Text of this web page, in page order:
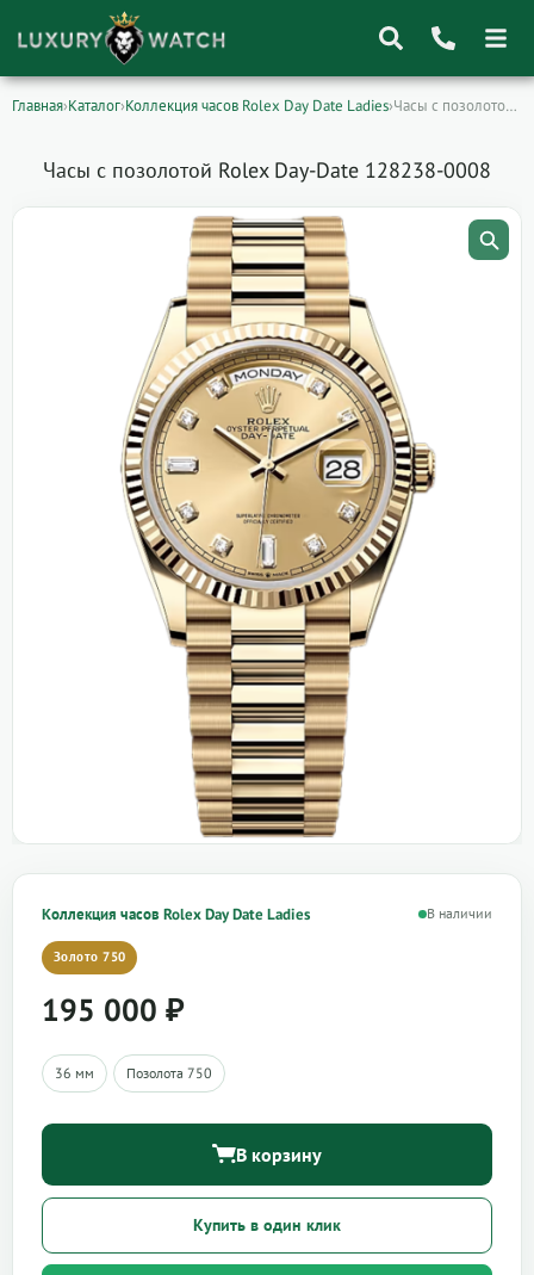
Главная›Каталог›Коллекция часов Rolex Day Date Ladies› Часы с позолотой Rolex Day-Date 128238-0008
Часы с позолотой Rolex Day-Date 128238-0008
Коллекция часов Rolex Day Date Ladies В наличии
Золото 750
195 000 ₽
36 мм Позолота 750
В корзину
Купить в один клик